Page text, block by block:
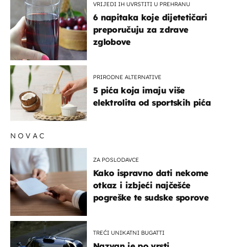
VRIJEDI IH UVRSTITI U PREHRANU
6 napitaka koje dijetetičari
preporučuju za zdrave
zglobove
PRIRODNE ALTERNATIVE
5 pića koja imaju više
elektrolita od sportskih pića
NOVAC
ZA POSLODAVCE
Kako ispravno dati nekome
otkaz i izbjeći najčešće
pogreške te sudske sporove
TREĆI UNIKATNI BUGATTI